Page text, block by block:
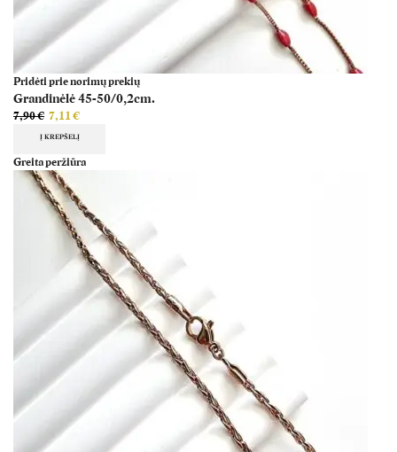
Pridėti prie norimų prekių
Grandinėlė 45-50/0,2cm.
7,90€ 7,11€
Į KREPŠELĮ
Greita peržiūra